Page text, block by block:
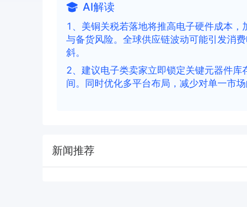
AI解读
1、美铜关税若落地将推高电子硬件成本
与备货风险。全球供应链波动可能引发消
斜。
2、建议电子类卖家立即锁定关键元器件
间。同时优化多平台布局，减少对单一市
新闻推荐